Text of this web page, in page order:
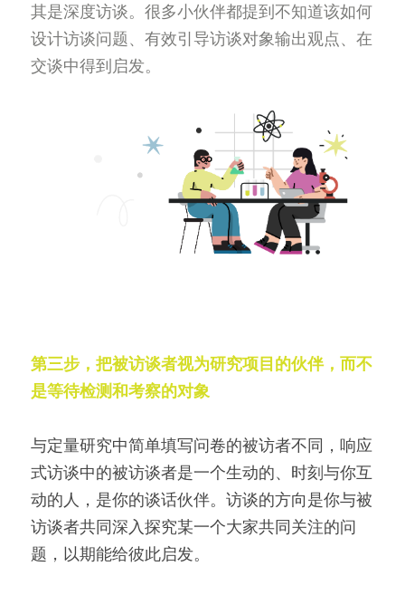
其是深度访谈。很多小伙伴都提到不知道该如何
设计访谈问题、有效引导访谈对象输出观点、在
交谈中得到启发。
第三步，把被访谈者视为研究项目的伙伴，而不
是等待检测和考察的对象
与定量研究中简单填写问卷的被访者不同，响应
式访谈中的被访谈者是一个生动的、时刻与你互
动的人，是你的谈话伙伴。访谈的方向是你与被
访谈者共同深入探究某一个大家共同关注的问
题，以期能给彼此启发。